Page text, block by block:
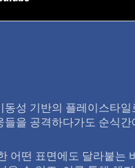
성 기반의 플레이스타
을 공격하다가도 순식
어떤 표면에도 달라붙는